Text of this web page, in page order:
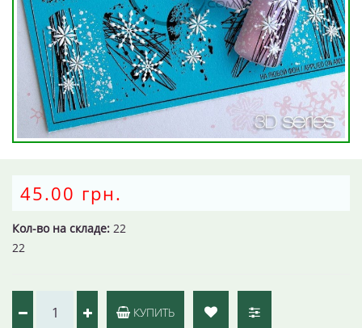
45.00 грн.
Кол-во на складе: 22
22
КУПИТЬ